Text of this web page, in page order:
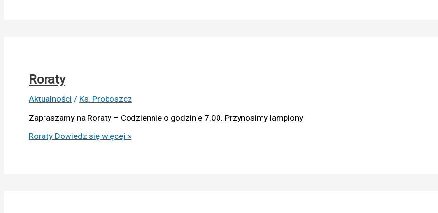
Roraty
Aktualności / Ks. Proboszcz
Zapraszamy na Roraty – Codziennie o godzinie 7.00. Przynosimy lampiony
Roraty Dowiedz się więcej »